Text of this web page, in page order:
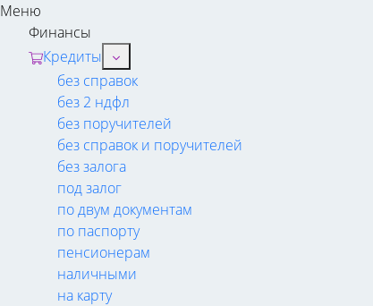
Меню
Финансы
Кредиты
без справок
без 2 ндфл
без поручителей
без справок и поручителей
без залога
под залог
по двум документам
по паспорту
пенсионерам
наличными
на карту